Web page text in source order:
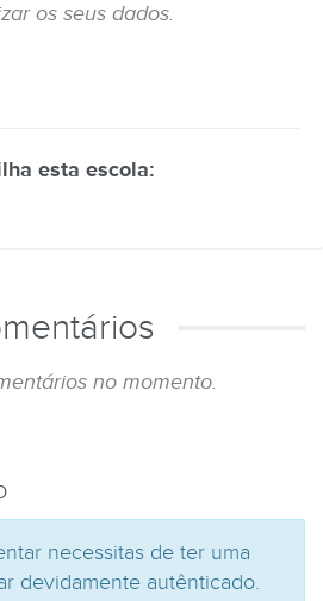
os seus dados.
esta escola:
no momento.
necessitas de ter uma
devidamente autênticado.